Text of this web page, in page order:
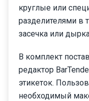
круглые или
разделителями в
засечка или
В комплект
редактор
этикеток.
необходимый